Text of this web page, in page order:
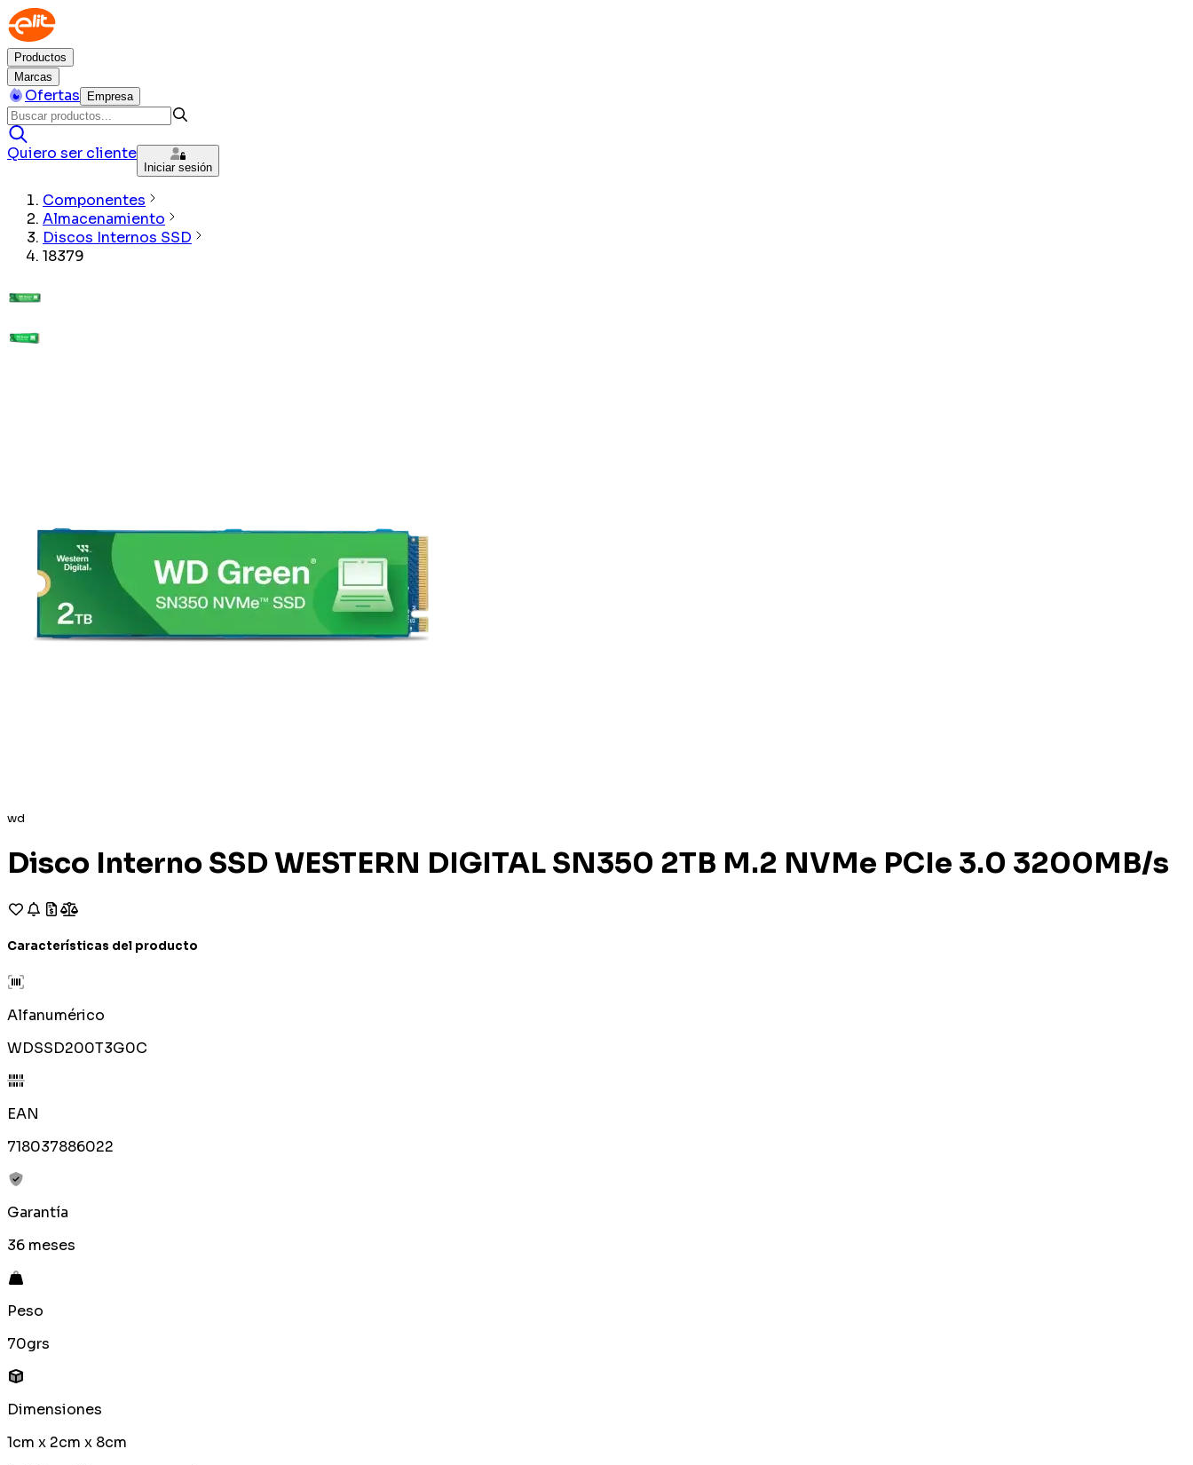
Productos
Marcas
Ofertas Empresa
Quiero ser cliente
Iniciar sesión
Componentes
Almacenamiento
Discos Internos SSD
18379
wd
Disco Interno SSD WESTERN DIGITAL SN350 2TB M.2 NVMe PCIe 3.0 3200MB/s
Características del producto
Alfanumérico
WDSSD200T3G0C
EAN
718037886022
Garantía
36 meses
Peso
70grs
Dimensiones
1cm x 2cm x 8cm